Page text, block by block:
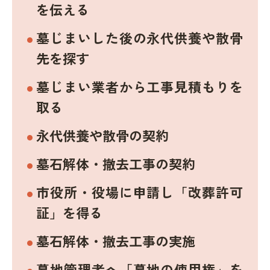
を伝える
墓じまいした後の永代供養や散骨
先を探す
墓じまい業者から工事見積もりを
取る
永代供養や散骨の契約
墓石解体・撤去工事の契約
市役所・役場に申請し「改葬許可
証」を得る
墓石解体・撤去工事の実施